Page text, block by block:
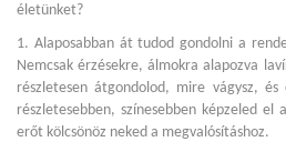
életünket?
1. Alaposabban át tudod gondolni a
Nemcsak érzésekre, álmokra alapozva
részletesen átgondolod, mire vágysz,
részletesebben, színesebben képzeled
erőt kölcsönöz neked a megvalósításhoz.